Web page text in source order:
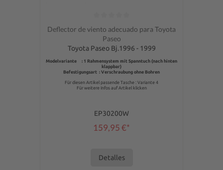
Calificación promedio de 0 de 5 estrellas
Deflector de viento adecuado para Toyota
Paseo
Toyota Paseo Bj.1996 - 1999
Modelvariante : 1 Rahmensystem mit Spanntuch (nach hinten
klappbar)
Befestigungsart : Verschraubung ohne Bohren
Für diesen Artikel passende Tasche : Variante 4
Für weitere Infos auf Artikel klicken
EP30200W
159,95 €*
Detalles